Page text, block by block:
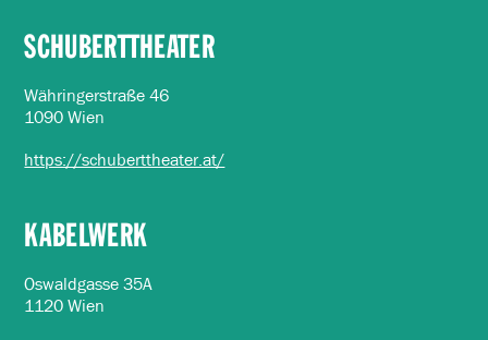
SCHUBERTTHEATER
Währingerstraße 46
1090 Wien
https://schuberttheater.at/
KABELWERK
Oswaldgasse 35A
1120 Wien